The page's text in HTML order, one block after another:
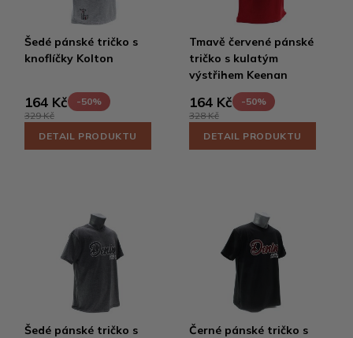
Šedé pánské tričko s
knoflíčky Kolton
164 Kč
-50%
329 Kč
DETAIL PRODUKTU
Tmavě červené pánské
tričko s kulatým
výstřihem Keenan
164 Kč
-50%
328 Kč
DETAIL PRODUKTU
Šedé pánské tričko s
Černé pánské tričko s